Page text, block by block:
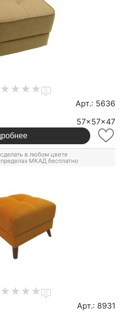
0
Арт.: 5636
57x57x47
в любом цвете
МКАД бесплатно
0
Арт.: 8931